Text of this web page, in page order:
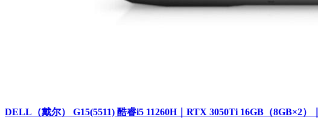
DELL（戴尔） G15(5511) 酷睿i5 11260H｜RTX 3050Ti 16GB（8GB×2）